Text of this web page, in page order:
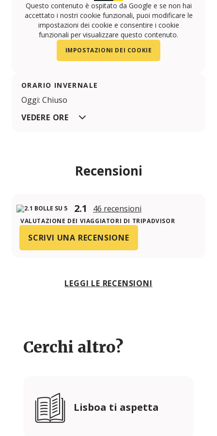
Questo contenuto è ospitato da Google e se non hai
accettato i nostri cookie funzionali, puoi modificare le
impostazioni dei cookie e consentire i cookie
funzionali per visualizzare questo contenuto.
IMPOSTAZIONI DEI COOKIE
ORARIO INVERNALE
Oggi: Chiuso
VEDERE ORE
Recensioni
2.1 46 recensioni
VALUTAZIONE DEI VIAGGIATORI DI TRIPADVISOR
SCRIVI UNA RECENSIONE
LEGGI LE RECENSIONI
Cerchi altro?
Lisboa ti aspetta